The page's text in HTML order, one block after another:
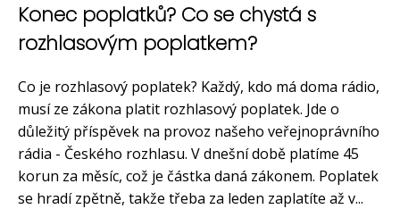
Konec poplatků? Co se chystá s
rozhlasovým poplatkem?
Co je rozhlasový poplatek? Každý, kdo má doma rádio,
musí ze zákona platit rozhlasový poplatek. Jde o
důležitý příspěvek na provoz našeho veřejnoprávního
rádia - Českého rozhlasu. V dnešní době platíme 45
korun za měsíc, což je částka daná zákonem. Poplatek
se hradí zpětně, takže třeba za leden zaplatíte až v...